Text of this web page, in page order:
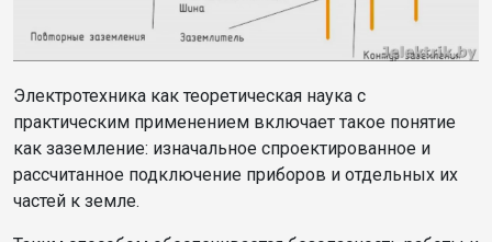
Электротехника как теоретическая наука с
практическим применением включает такое понятие
как заземление: изначальное спроектированное и
рассчитанное подключение приборов и отдельных их
частей к земле.